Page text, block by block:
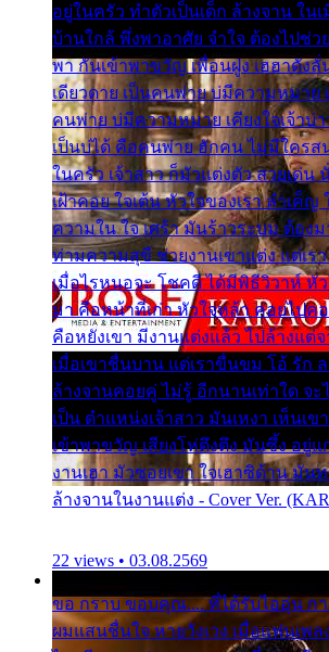
อยู่ในครัว ทำตัวเป็นเด็ก ล้างจาน ใน
บ้านใกล้ พึ่งพาอาศัย จำใจ ต้องไปช่ว
พา กันเข้าพาขวัญ เพื่อนฝูง เฮฮาดังลั่
เดียวดาย เป็นคนพ่าย บ่มีความหมาย
คนพ่าย บ่มีความหมาย เคียงใจเจ้าบ่า
เป็นบ่ได้ คือคนพ่าย ฮักคน ไม่มีใครส
ในครัว เจ้าสาว ก็มัวแต่งตัว สวยเด่น
เฝ้าคอย ใจเต้น หัวใจของเรา ลำเค็ญ
ความใน ใจ เศร้า มันร้าวระบม ต้อง
ท่ามความสุขี ช่วยงานเขาแต่ง แต่เร
เมื่อไรหนอจะ โชคดี ได้มีพิธีวิวาห์ หั
มา คือหน้าที่เก่า หัวใจหล้า คอยไปค
คือหยังเขา มีงานแต่งแล้ว ไปล้างแต่
เมื่อเขาชื่นบาน แต่เราขื่นขม โอ้ รัก
ล้างจานคอยคู่ ไม่รู้ อีกนานเท่าใด จ
เป็น ตำแหน่งเจ้าสาว มันเหงา เห็นเ
เข้าพาขวัญ เสียงโห่ตึงตึง มันซึ้ง อยู่
งานเฮา มัวซอยเขา ใจเฮาซิด้าน มัน
ล้างจานในงานแต่ง - Cover Ver.
22 views • 03.08.2569
ขอ กราบ ขอบคุณ.... ที่ได้รับไออุ่น ก
ผมแสนชื่นใจ หายวังเวง เมื่อแฟนเพล